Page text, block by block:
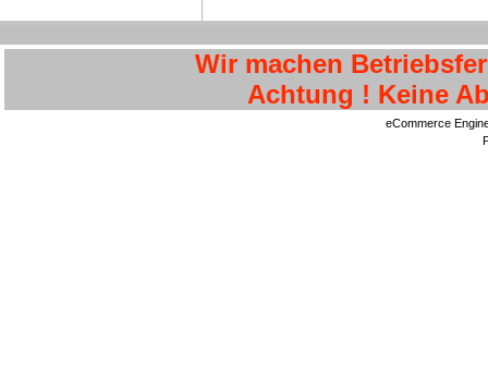
Wir machen
Achtung ! Keine
eCommerce